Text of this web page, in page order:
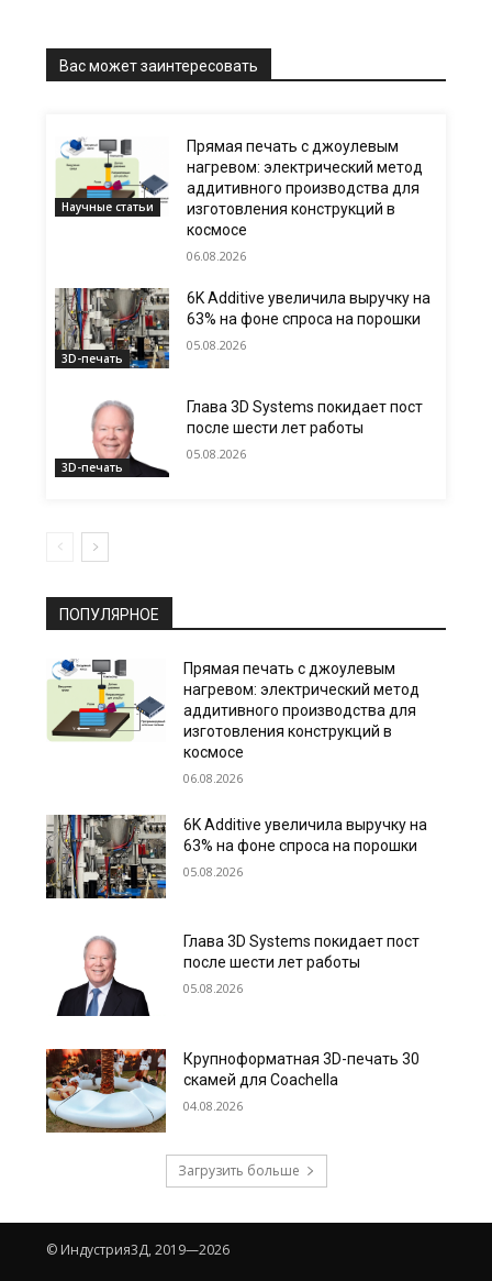
Вас может заинтересовать
Научные статьи
Прямая печать с джоулевым
нагревом: электрический метод
аддитивного производства для
изготовления конструкций в
космосе
06.08.2026
3D-печать
6K Additive увеличила выручку на
63% на фоне спроса на порошки
05.08.2026
3D-печать
Глава 3D Systems покидает пост
после шести лет работы
05.08.2026
ПОПУЛЯРНОЕ
Прямая печать с джоулевым
нагревом: электрический метод
аддитивного производства для
изготовления конструкций в
космосе
06.08.2026
6K Additive увеличила выручку на
63% на фоне спроса на порошки
05.08.2026
Глава 3D Systems покидает пост
после шести лет работы
05.08.2026
Крупноформатная 3D-печать 30
скамей для Coachella
04.08.2026
Загрузить больше
© Индустрия3Д, 2019—2026